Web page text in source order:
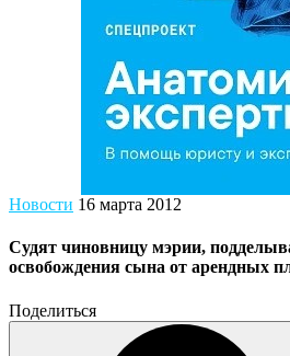
Новости 16 марта 2012
Судят чиновницу мэрии,
освобождения сына от арендных
Поделиться